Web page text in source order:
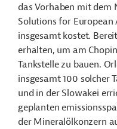
das Vorhaben mit dem
Solutions for European
insgesamt kostet.
erhalten, um am
Tankstelle zu bauen.
insgesamt 100 solcher
und in der Slowakei
geplanten
der Mineralölkonzern